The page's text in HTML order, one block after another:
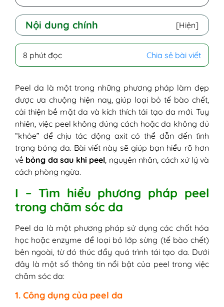
Nội dung chính [Hiện]
I - Tìm hiểu phương pháp peel trong chăm
sóc da
2. Các loại peel da phổ biển
II - Bỏng da sau peel là gì? Hình ảnh peel
da bị bỏng
III - Nguyên nhân da bị bỏng sau peel
IV - Dấu hiệu peel da bị bỏng
1. Mức độ nhẹ
2. Mức độ trung bình
3. Mức độ nặng
bước xử lý
Bước 1: Ngừng ngay mọi sản phẩm
Bước 2: Cấp ẩm và phục hồi da ngay
lập tức
Bước 3: Giảm viêm và kiểm soát tổn
thương
Bước 4: Chống nắng
Bước 5: Kiên trì chăm sóc để da phục
hồi nhanh
8 phút đọc Chia sẻ bài viết
Peel da là một trong những phương pháp làm đẹp
được ưa chuộng hiện nay, giúp loại bỏ tế bào chết,
cải thiện bề mặt da và kích thích tái tạo da mới. Tuy
nhiên, việc peel không đúng cách hoặc da không đủ
“khỏe” để chịu tác động axit có thể dẫn đến tình
trạng bỏng da. Bài viết này sẽ giúp bạn hiểu rõ hơn
về bỏng da sau khi peel , nguyên nhân, cách xử lý và
cách phòng ngừa.
I – Tìm hiểu phương pháp peel
trong chăm sóc da
Peel da là một phương pháp sử dụng các chất hóa
học hoặc enzyme để loại bỏ lớp sừng (tế bào chết)
bên ngoài, từ đó thúc đẩy quá trình tái tạo da. Dưới
đây là một số thông tin nổi bật của peel trong việc
chăm sóc da:
1. Công dụng của peel da